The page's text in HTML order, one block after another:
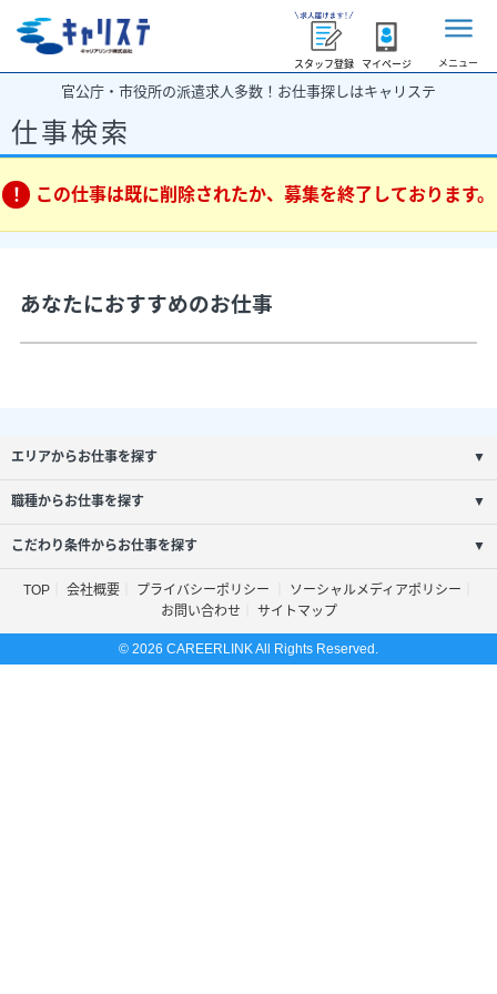
スタッフ登録 マイページ メニュー
官公庁・市役所の派遣求人多数！お仕事探しはキャリステ
仕事検索
この仕事は既に削除されたか、募集を終了しております。
あなたにおすすめのお仕事
エリアからお仕事を探す ▼
職種からお仕事を探す ▼
こだわり条件からお仕事を探す ▼
TOP 会社概要 プライバシーポリシー
ソーシャルメディアポリシー
お問い合わせ
サイトマップ
© 2026 CAREERLINK All Rights Reserved.